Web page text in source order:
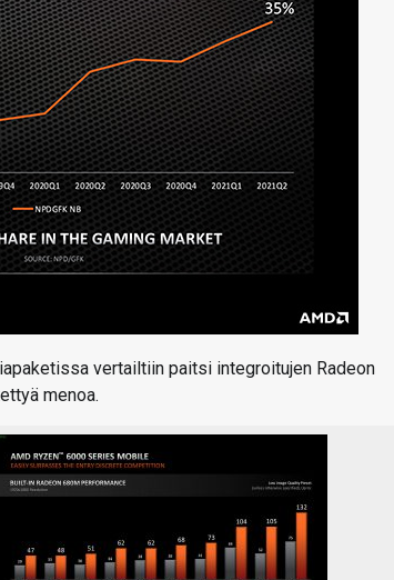
vertailtiin paitsi integroitujen Radeon
menoa.